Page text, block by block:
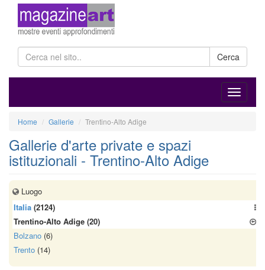
Cerca
Home Gallerie Trentino-Alto Adige
Gallerie d'arte private e spazi
istituzionali - Trentino-Alto Adige
Luogo
Italia (2124)
Trentino-Alto Adige (20)
Bolzano (6)
Trento (14)